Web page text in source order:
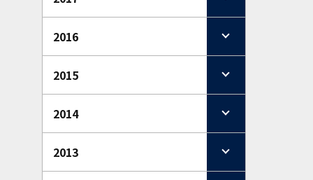
2016
2015
2014
2013